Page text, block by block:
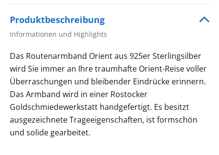
Produktbeschreibung
Informationen und Highlights
Das Routenarmband Orient aus 925er Sterlingsilber
wird Sie immer an Ihre traumhafte Orient-Reise voller
Überraschungen und bleibender Eindrücke erinnern.
Das Armband wird in einer Rostocker
Goldschmiedewerkstatt handgefertigt. Es besitzt
ausgezeichnete Trageeigenschaften, ist formschön
und solide gearbeitet.